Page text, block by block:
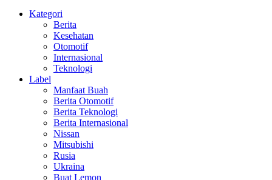
Kategori
Berita
Kesehatan
Otomotif
Internasional
Teknologi
Label
Manfaat Buah
Berita Otomotif
Berita Teknologi
Berita Internasional
Nissan
Mitsubishi
Rusia
Ukraina
Buat Lemon